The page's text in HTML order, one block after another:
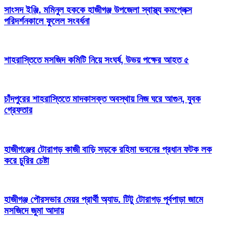
সাংসদ ইঞ্জি. মমিনুল হককে হাজীগঞ্জ উপজেলা স্বাস্থ্য কমপ্লেক্স
পরিদর্শনকালে ফুলেল সংবর্ধনা
শাহরাস্তিতে মসজিদ কমিটি নিয়ে সংঘর্ষ, উভয় পক্ষের আহত ৫
চাঁদপুরের শাহরাস্তিতে মাদকাসক্ত অবস্থায় নিজ ঘরে আগুন, যুবক
গ্রেফতার
হাজীগঞ্জের টোরাগড় কাজী বাড়ি সড়কে রহিমা ভবনের প্রধান ফটক লক
করে চুরির চেষ্টা
হাজীগঞ্জ পৌরসভার মেয়র প্রার্থী অ্যাড. টিটু টোরাগড় পূর্বপাড়া জামে
মসজিদে জুমা আদায়